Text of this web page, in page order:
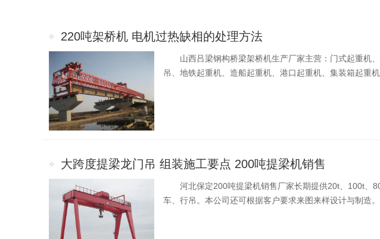
220吨架桥机 电机过热缺相的处理方法
山西吕梁钢构桥梁架桥机生产厂家主营：门式起重机
吊、地铁起重机、造船起重机、港口起重机、集装箱起重
大跨度提梁龙门吊 组装施工要点 200吨提梁机销售
河北保定200吨提梁机销售厂家长期提供20t、100t
车、行吊。本公司还可根据客户要求来图来样设计与制造。